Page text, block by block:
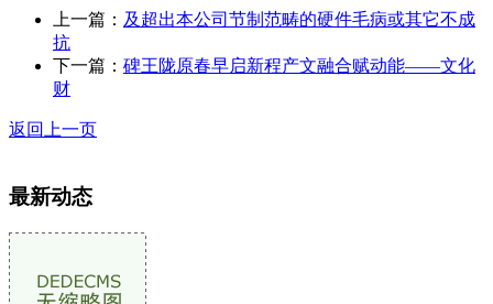
上一篇： 及超出本公司节制范畴的硬件毛病或其它不成
抗
下一篇： 碑王陇原春早启新程产文融合赋动能——文化
财
返回上一页
最新动态